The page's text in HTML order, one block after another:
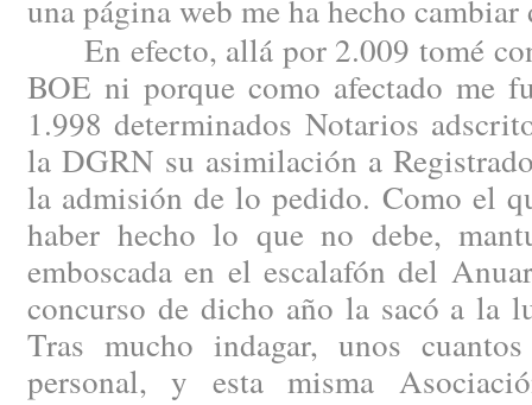
una página web me ha hecho
En efecto, allá por 2.009 tomé
BOE ni porque como afectado me
1.998 determinados Notarios
la DGRN su asimilación a
la admisión de lo pedido. Como el
haber hecho lo que no debe,
emboscada en el escalafón del
concurso de dicho año la sacó a la
Tras mucho indagar, unos
personal, y esta misma